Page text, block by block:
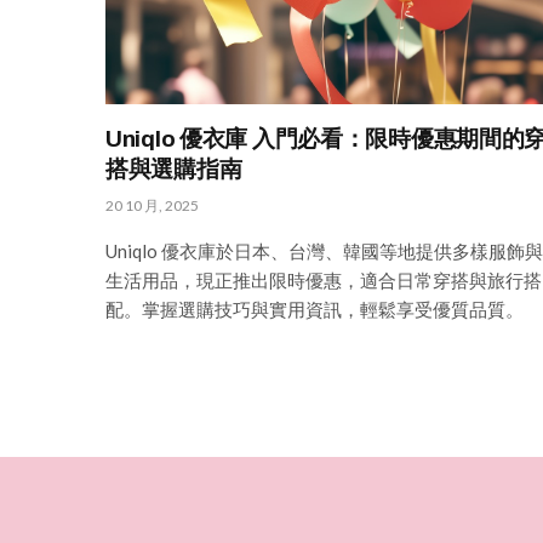
Uniqlo 優衣庫 入門必看：限時優惠期間的
搭與選購指南
20 10 月, 2025
Uniqlo 優衣庫於日本、台灣、韓國等地提供多樣服飾與
生活用品，現正推出限時優惠，適合日常穿搭與旅行搭
配。掌握選購技巧與實用資訊，輕鬆享受優質品質。